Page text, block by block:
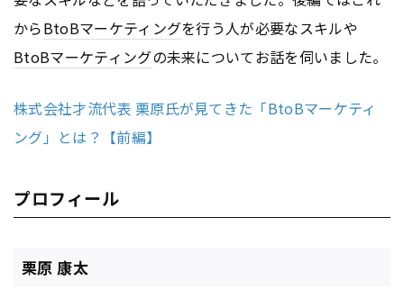
からBtoBマーケティングを行う人が必要なスキルや
BtoBマーケティングの未来についてお話を伺いました。
株式会社才流代表 栗原氏が見てきた「BtoBマーケティ
ング」とは？【前編】
プロフィール
栗原 康太